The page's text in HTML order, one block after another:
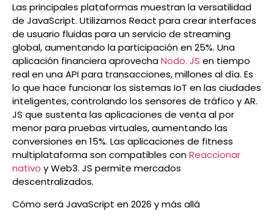
Las principales plataformas muestran la versatilidad
de JavaScript. Utilizamos React para crear interfaces
de usuario fluidas para un servicio de streaming
global, aumentando la participación en 25%. Una
aplicación financiera aprovechaNodo. JS en tiempo
real en una API para transacciones, millones al día. Es
lo que hace funcionar los sistemas IoT en las ciudades
inteligentes, controlando los sensores de tráfico y AR.
JS que sustenta las aplicaciones de venta al por
menor para pruebas virtuales, aumentando las
conversiones en 15%. Las aplicaciones de fitness
multiplataforma son compatibles conReaccionar
nativo y Web3. JS permite mercados
descentralizados.
Cómo será JavaScript en 2026 y más allá